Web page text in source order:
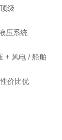
级
压系统
+ 风电 / 船舶
价比优